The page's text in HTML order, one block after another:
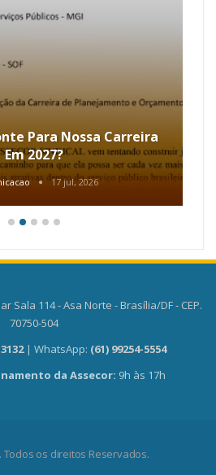
Para Nossa Carreira
Em 2027?
17 jul, 2026
Sala 114 - Asa Norte - Brasília/DF - CEP.
70750-504
| WhatsApp: (61) 99254-5554
da Assecor: 9h às 17h
Todos os direitos Reservados.